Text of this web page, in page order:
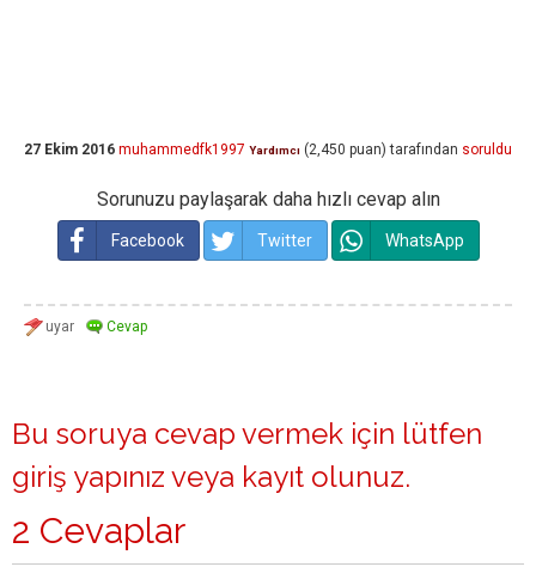
27 Ekim 2016 muhammedfk1997 Yardımcı (2,450 puan) tarafından soruldu
Sorunuzu paylaşarak daha hızlı cevap alın
Facebook Twitter WhatsApp
Bu soruya cevap vermek için lütfen
giriş yapınız veya kayıt olunuz.
2 Cevaplar